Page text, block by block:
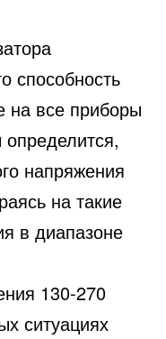
способность
на все приборы
напряжения
на такие
в диапазоне
130-270
ситуациях